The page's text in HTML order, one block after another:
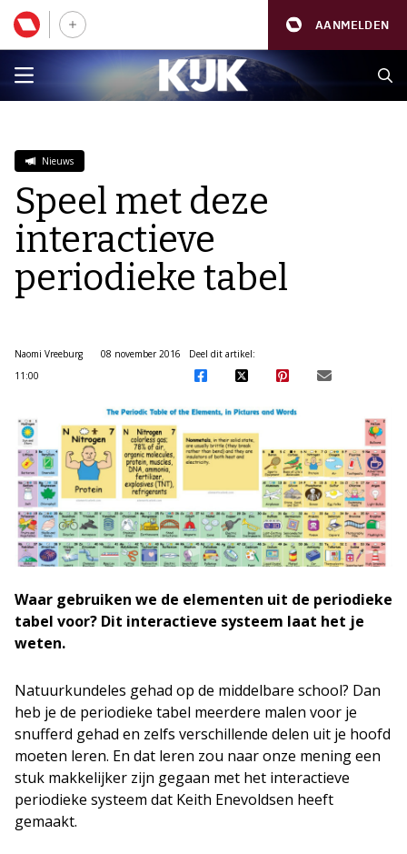
AANMELDEN
Nieuws
Speel met deze
interactieve
periodieke tabel
Naomi Vreeburg
08 november 2016
11:00
Deel dit artikel:
Waar gebruiken we de elementen uit de periodieke
tabel voor? Dit interactieve systeem laat het je
weten.
Natuurkundeles gehad op de middelbare school? Dan
heb je de periodieke tabel meerdere malen voor je
snufferd gehad en zelfs verschillende delen uit je hoofd
moeten leren. En dat leren zou naar onze mening een
stuk makkelijker zijn gegaan met het interactieve
periodieke systeem dat Keith Enevoldsen heeft
gemaakt.